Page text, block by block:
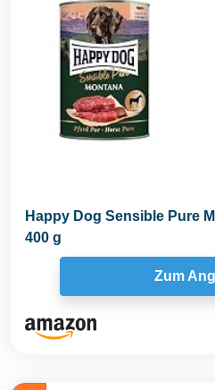
Happy Dog Sensible Pure
400 g
Zum